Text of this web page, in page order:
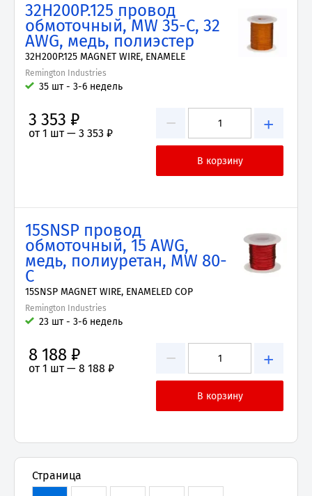
32H200P.125 провод
обмоточный, MW 35-C, 32
AWG, медь, полиэстер
32H200P.125 MAGNET WIRE, ENAMELE
Remington Industries
35 шт - 3-6 недель
− +
3 353 ₽
от 1 шт — 3 353 ₽
15SNSP провод
обмоточный, 15 AWG,
медь, полиуретан, MW 80-
C
15SNSP MAGNET WIRE, ENAMELED COP
Remington Industries
23 шт - 3-6 недель
− +
8 188 ₽
от 1 шт — 8 188 ₽
Страница